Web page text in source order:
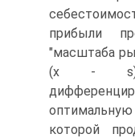
прибыли
"масштаба
(х -
которой